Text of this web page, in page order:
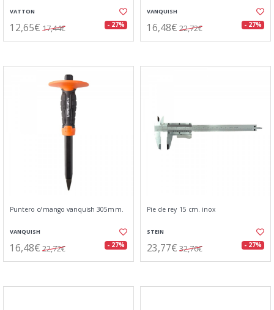
VATTON
12,65€ 17,44€ - 27%
VANQUISH
16,48€ 22,72€ - 27%
Puntero c/mango vanquish 305mm.
VANQUISH
16,48€ 22,72€ - 27%
Pie de rey 15 cm. inox
STEIN
23,77€ 32,76€ - 27%